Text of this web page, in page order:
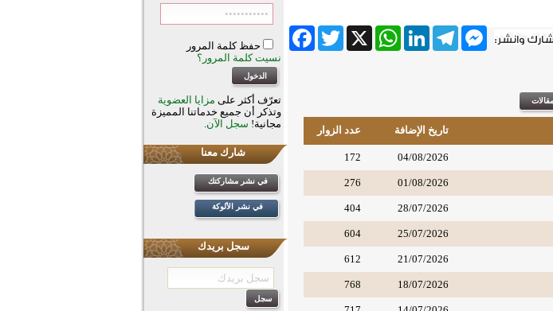
FacebookTwitter X
WhatsApp
LinkedIn
Telegram
Messenger
تاريخ الإضافة عدد الزوار
04/08/2026
172
01/08/2026
276
28/07/2026
404
25/07/2026
604
21/07/2026
612
18/07/2026
768
حفظ كلمة المرور
نسيت كلمة المرور؟
تعرّف أكثر على مزايا العضوية
وتذكر أن جميع خدماتنا المميزة
مجانية! سجل الآن.
شارك معنا
في نشر مشاركتك
في نشر الألوكة
سجل بريدك